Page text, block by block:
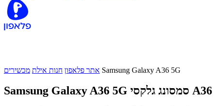
אתר פלאפון חנות אילת מכשירים Samsung Galaxy A36 5G
Samsung Galaxy A36 5G סמסונג גלקסי A36